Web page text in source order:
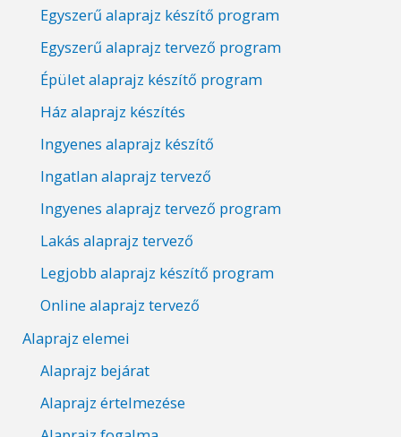
Egyszerű alaprajz készítő program
Egyszerű alaprajz tervező program
Épület alaprajz készítő program
Ház alaprajz készítés
Ingyenes alaprajz készítő
Ingatlan alaprajz tervező
Ingyenes alaprajz tervező program
Lakás alaprajz tervező
Legjobb alaprajz készítő program
Online alaprajz tervező
Alaprajz elemei
Alaprajz bejárat
Alaprajz értelmezése